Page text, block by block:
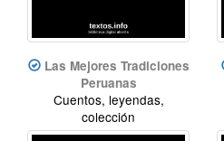
Las Mejores Tradiciones
Peruanas
Cuentos, leyendas,
colección